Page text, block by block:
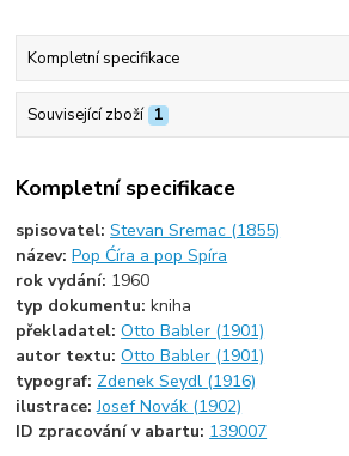
Kompletní specifikace
Související zboží 1
Kompletní specifikace
spisovatel:Stevan Sremac (1855)
název:Pop Ćíra a pop Spíra
rok vydání: 1960
typ dokumentu:kniha
překladatel:Otto Babler (1901)
autor textu:Otto Babler (1901)
typograf: Zdenek Seydl (1916)
ilustrace:Josef Novák (1902)
ID zpracování v abartu: 139007